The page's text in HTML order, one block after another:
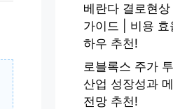
베란다 결로현
가이드 | 비용 효
하우 추천!
로블록스 주가
산업 성장성과
전망 추천!